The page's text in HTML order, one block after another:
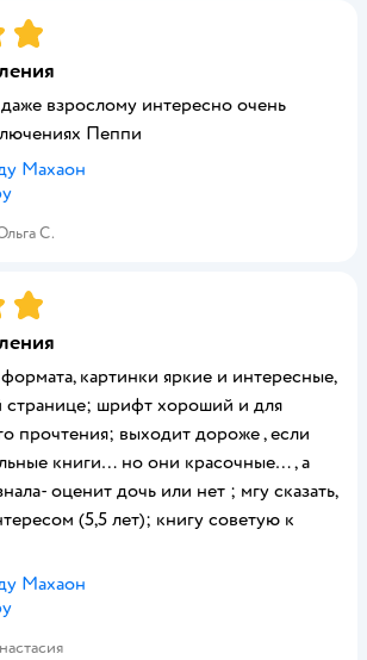
взрослому интересно очень
Пеппи
Махаон
С.
картинки яркие и интересные,
странице; шрифт хороший и для
прочтения; выходит дороже , если
книги… но они красочные…, а
оценит дочь или нет ; мгу сказать,
(5,5 лет); книгу советую к
Махаон